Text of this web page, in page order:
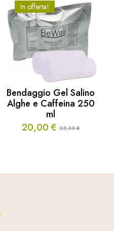
In offerta!
Bendaggio Gel Salino
Alghe e Caffeina 250
ml
23,33€
Il
20,00 €
Il